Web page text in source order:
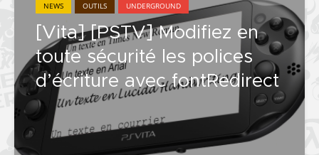
NEWS OUTILS UNDERGROUND
[Vita] [PSTV] Modifiez en
toute sécurité les polices
d’écriture avec fontRedirect